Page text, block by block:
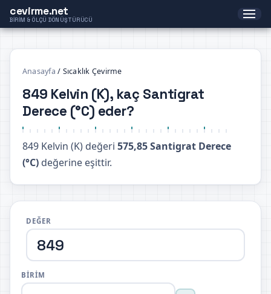
cevirme.net
BIRIM & ÖLÇÜ DÖNÜŞTÜRÜCÜ
Anasayfa / Sıcaklık Çevirme
849 Kelvin (K), kaç Santigrat
Derece (°C) eder?
849 Kelvin (K) değeri 575,85 Santigrat Derece
(°C) değerine eşittir.
DEĞER
BIRIM